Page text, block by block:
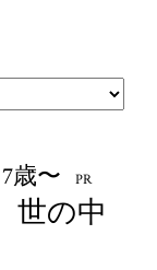
7歳〜 PR
世の中